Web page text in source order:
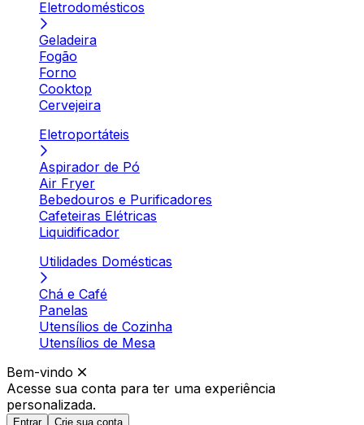
Eletrodomésticos
Geladeira
Fogão
Forno
Cooktop
Cervejeira
Eletroportáteis
Aspirador de Pó
Air Fryer
Bebedouros e Purificadores
Cafeteiras Elétricas
Liquidificador
Utilidades Domésticas
Chá e Café
Panelas
Utensílios de Cozinha
Utensílios de Mesa
Bem-vindo
Acesse sua conta para ter uma experiência
personalizada.
Entrar Crie sua conta